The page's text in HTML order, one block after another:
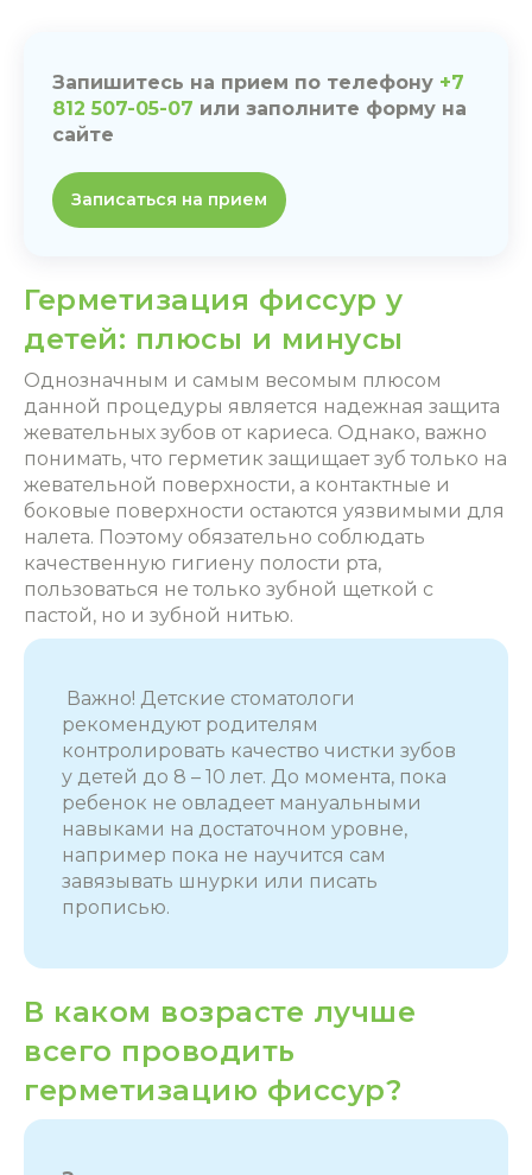
Запишитесь на прием по телефону +7
812 507-05-07 или заполните форму на
сайте
Записаться на прием
Герметизация фиссур у
детей: плюсы и минусы
Однозначным и самым весомым плюсом
данной процедуры является надежная защита
жевательных зубов от кариеса. Однако, важно
понимать, что герметик защищает зуб только на
жевательной поверхности, а контактные и
боковые поверхности остаются уязвимыми для
налета. Поэтому обязательно соблюдать
качественную гигиену полости рта,
пользоваться не только зубной щеткой с
пастой, но и зубной нитью.
Важно! Детские стоматологи
рекомендуют родителям
контролировать качество чистки зубов
у детей до 8 – 10 лет. До момента, пока
ребенок не овладеет мануальными
навыками на достаточном уровне,
например пока не научится сам
завязывать шнурки или писать
прописью.
В каком возрасте лучше
всего проводить
герметизацию фиссур?